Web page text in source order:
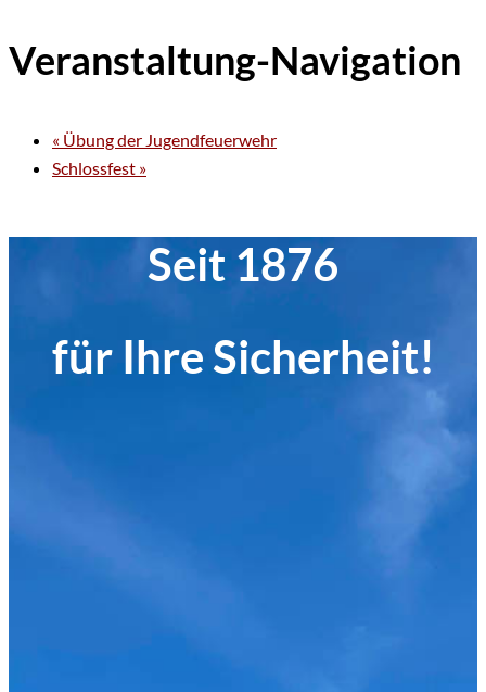
Veranstaltung-Navigation
« Übung der Jugendfeuerwehr
Schlossfest »
Seit 1876
für Ihre Sicherheit!